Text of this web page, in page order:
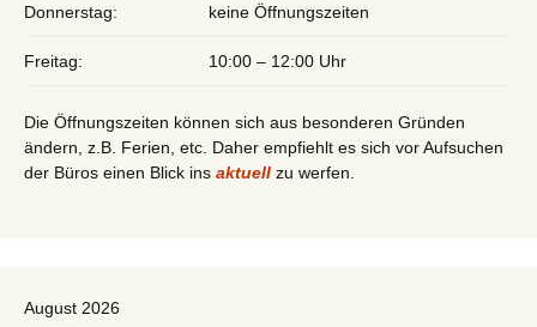
Donnerstag: keine Öffnungszeiten
Freitag: 10:00 – 12:00 Uhr
Die Öffnungszeiten können sich aus besonderen Gründen
ändern, z.B. Ferien, etc. Daher empfiehlt es sich vor Aufsuchen
der Büros einen Blick ins aktuell zu werfen.
August 2026